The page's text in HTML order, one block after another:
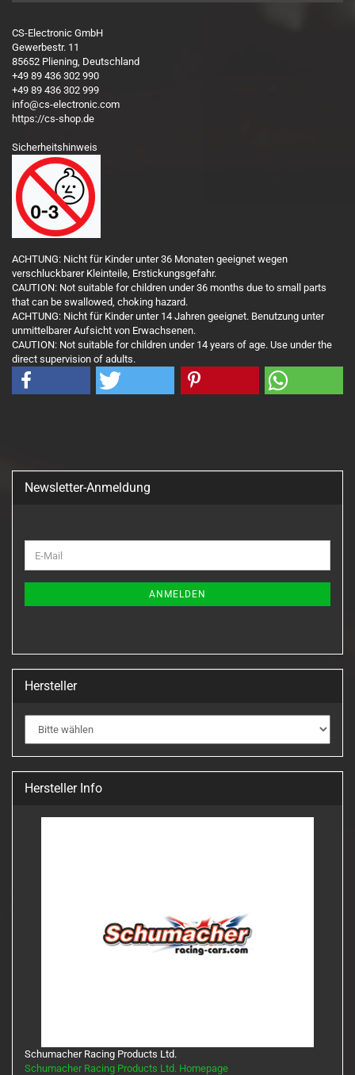
CS-Electronic GmbH
Gewerbestr. 11
85652 Pliening, Deutschland
+49 89 436 302 990
+49 89 436 302 999
info@cs-electronic.com
https://cs-shop.de
Sicherheitshinweis
ACHTUNG: Nicht für Kinder unter 36 Monaten geeignet wegen
verschluckbarer Kleinteile, Erstickungsgefahr.
CAUTION: Not suitable for children under 36 months due to small parts
that can be swallowed, choking hazard.
ACHTUNG: Nicht für Kinder unter 14 Jahren geeignet. Benutzung unter
unmittelbarer Aufsicht von Erwachsenen.
CAUTION: Not suitable for children under 14 years of age. Use under the
direct supervision of adults.
Newsletter-Anmeldung
ZUR
E-
Mail
ANMELDEN
Hersteller
Hersteller Info
Schumacher Racing Products Ltd.
Schumacher Racing Products Ltd. Homepage